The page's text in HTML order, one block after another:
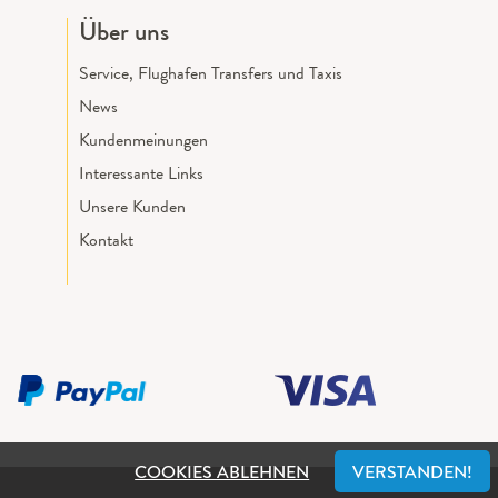
COOKIES ABLEHNEN VERSTANDEN!
Über uns
Service, Flughafen Transfers und Taxis
News
Kundenmeinungen
Interessante Links
Unsere Kunden
Kontakt